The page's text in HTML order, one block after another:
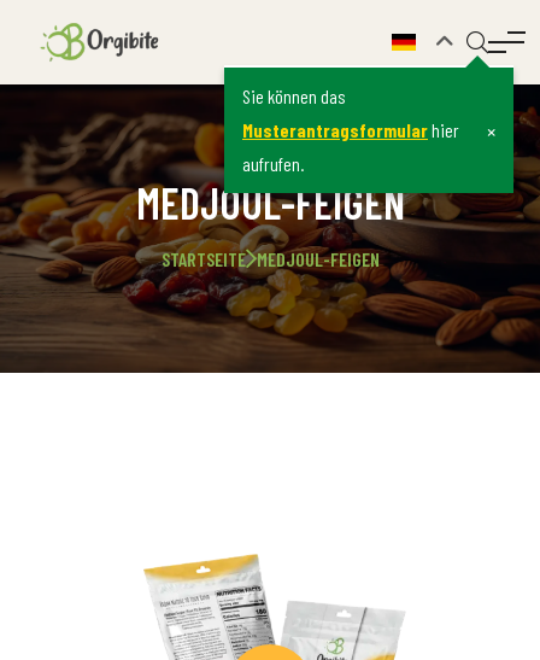
Sie können das
Musterantragsformularhier
aufrufen.
×
MEDJOUL-FEIGEN
STARTSEITE MEDJOUL-FEIGEN